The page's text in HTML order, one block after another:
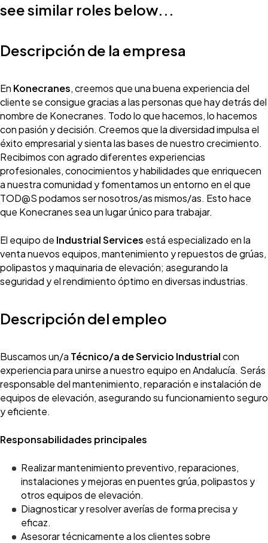
see similar roles below...
Descripción de la empresa
En Konecranes, creemos que una buena experiencia del
cliente se consigue gracias a las personas que hay detrás del
nombre de Konecranes. Todo lo que hacemos, lo hacemos
con pasión y decisión. Creemos que la diversidad impulsa el
éxito empresarial y sienta las bases de nuestro crecimiento.
Recibimos con agrado diferentes experiencias
profesionales, conocimientos y habilidades que enriquecen
a nuestra comunidad y fomentamos un entorno en el que
TOD@S podamos ser nosotros/as mismos/as. Esto hace
que Konecranes sea un lugar único para trabajar.
El equipo de Industrial Services está especializado en la
venta nuevos equipos, mantenimiento y repuestos de grúas,
polipastos y maquinaria de elevación; asegurando la
seguridad y el rendimiento óptimo en diversas industrias.
Descripción del empleo
Buscamos un/a Técnico/a de Servicio Industrialcon
experiencia para unirse a nuestro equipo en Andalucía. Serás
responsable del mantenimiento, reparación e instalación de
equipos de elevación, asegurando su funcionamiento seguro
y eficiente.
Responsabilidades principales
Realizar mantenimiento preventivo, reparaciones,
instalaciones y mejoras en puentes grúa, polipastos y
otros equipos de elevación.
Diagnosticar y resolver averías de forma precisa y
eficaz.
Asesorar técnicamente a los clientes sobre